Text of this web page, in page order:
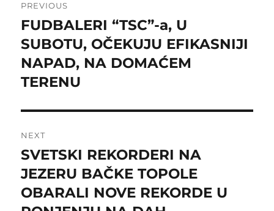
navigation
PREVIOUS
Previous
post:
FUDBALERI “TSC”-a, U
SUBOTU, OČEKUJU EFIKASNIJI
NAPAD, NA DOMAĆEM
TERENU
NEXT
Next
post:
SVETSKI REKORDERI NA
JEZERU BAČKE TOPOLE
OBARALI NOVE REKORDE U